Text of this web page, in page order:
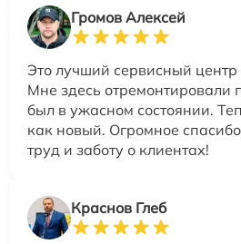
Громов Алексей
Это лучший сервисный
Мне здесь отремонтировали
был в ужасном состоянии.
как новый. Огромное
труд и заботу о клиентах!
Краснов Глеб